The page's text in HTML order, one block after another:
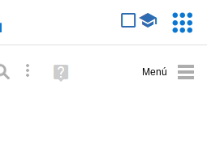
Búsqueda avanzada
Ayuda
(en